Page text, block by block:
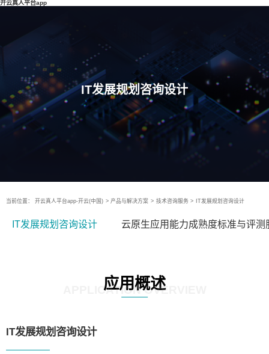
开云真人平台app
IT发展规划咨询设计
当前位置： 开云真人平台app-开云(中国) > 产品与解决方案 > 技术咨询服务 > IT发展规划咨询设计
IT发展规划咨询设计 云原生应用能力成熟度标准与评测
应用概述
APPLICATION OVERVIEW
IT发展规划咨询设计